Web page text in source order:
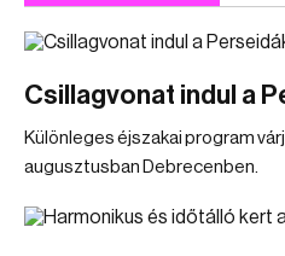
Csillagvonat indul a
Különleges éjszakai program
augusztusban Debrecenben.